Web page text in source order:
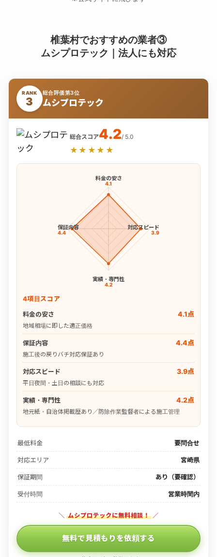
椎葉村でおすすめの業者③
ムシプロテック｜法人にも対応
RANK
3
総合評価第3位
ムシプロテック
総合スコア4.2/ 5.0
★★★★★
料金の安さ
4.1
対応スピード
3.9
実績・専門性
4.2
保証内容
4.4
4項目スコア
料金の安さ
4.1点
地域相場に即した適正価格
保証内容 4.4点
施工後の戻りバチ対応保証あり
対応スピード 3.9点
平日夜間・土日の相談にも対応
実績・専門性 4.2点
地元紙・自治体掲載歴あり／防除作業監督者による施工管理
最低料金 要問合せ
対応エリア 宮崎県
保証期間 あり（要確認）
受付時間 営業時間内
＼ ムシプロテックに無料相談！ ／
無料で見積もりを依頼する